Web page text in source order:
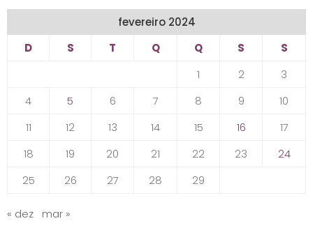
fevereiro 2024
D
S T Q Q S
S
1
2
3
4
5 6 7 8 9
10
11
12 13 14 15 16
17
18
19 20 21 22 23
24
25
26 27 28 29
« dez mar »